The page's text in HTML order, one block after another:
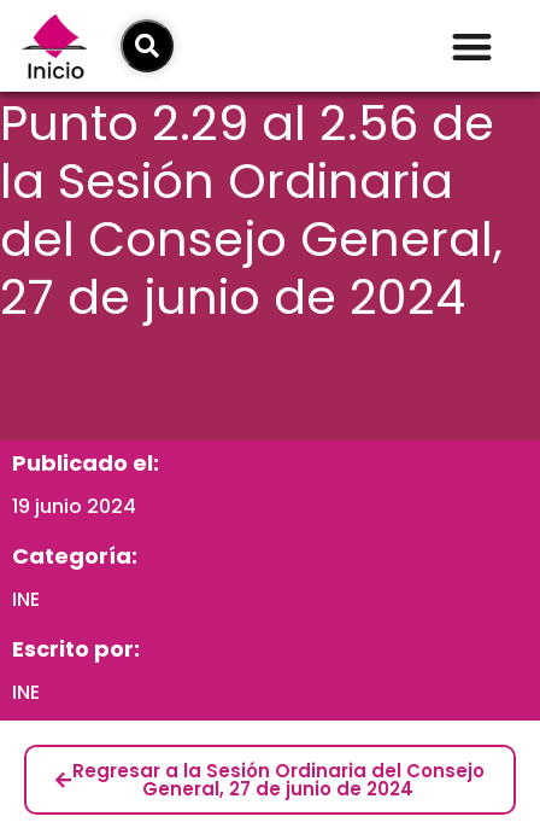
Punto 2.29 al 2.56 de
la Sesión Ordinaria
del Consejo General,
27 de junio de 2024
Publicado el:
19 junio 2024
Categoría:
INE
Escrito por:
INE
Regresar a la Sesión Ordinaria del Consejo
General, 27 de junio de 2024